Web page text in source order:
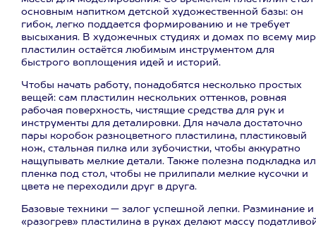
основным напитком детской художественной базы: он
гибок, легко поддается формированию и не требует
высыхания. В художечных студиях и домах по всему
пластилин остаётся любимым инструментом для
быстрого воплощения идей и историй.
Чтобы начать работу, понадобятся несколько простых
вещей: сам пластилин нескольких оттенков, ровная
рабочая поверхность, чистящие средства для рук и
инструменты для деталировки. Для начала достаточно
пары коробок разноцветного пластилина, пластиковый
нож, стальная пилка или зубочистки, чтобы аккуратно
нащупывать мелкие детали. Также полезна подкладка
пленка под стол, чтобы не прилипали мелкие кусочки и
цвета не переходили друг в друга.
Базовые техники — залог успешной лепки. Разминание и
«разогрев» пластилина в руках делают массу